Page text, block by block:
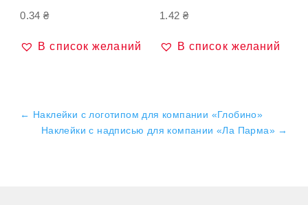
0.34₴
В список желаний
1.42 ₴
В список желаний
← Наклейки с логотипом для компании «Глобино»
Наклейки с надписью для компании «Ла Парма» →